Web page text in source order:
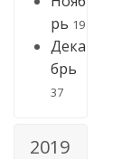
рь 19
Дека
брь
37
2019